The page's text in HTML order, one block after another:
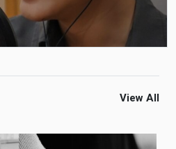
View All